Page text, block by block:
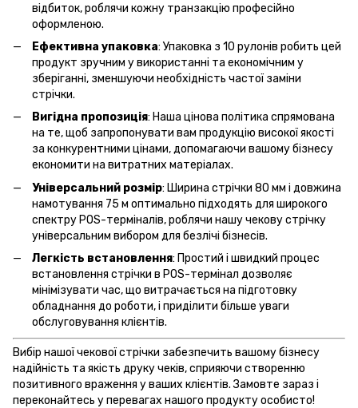
відбиток, роблячи кожну транзакцію професійно
оформленою.
Ефективна упаковка: Упаковка з 10 рулонів робить цей
продукт зручним у використанні та економічним у
зберіганні, зменшуючи необхідність частої заміни
стрічки.
Вигідна пропозиція: Наша цінова політика спрямована
на те, щоб запропонувати вам продукцію високої якості
за конкурентними цінами, допомагаючи вашому бізнесу
економити на витратних матеріалах.
Універсальний розмір: Ширина стрічки 80 мм і довжина
намотування 75 м оптимально підходять для широкого
спектру POS-терміналів, роблячи нашу чекову стрічку
універсальним вибором для безлічі бізнесів.
Легкість встановлення: Простий і швидкий процес
встановлення стрічки в POS-термінал дозволяє
мінімізувати час, що витрачається на підготовку
обладнання до роботи, і приділити більше уваги
обслуговування клієнтів.
Вибір нашої чекової стрічки забезпечить вашому бізнесу
надійність та якість друку чеків, сприяючи створенню
позитивного враження у ваших клієнтів. Замовте зараз і
переконайтесь у перевагах нашого продукту особисто!